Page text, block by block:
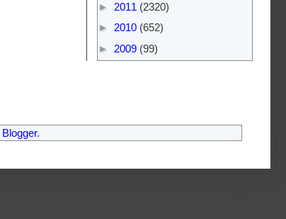
► 2011 (2320)
► 2010 (652)
► 2009 (99)
Blogger.